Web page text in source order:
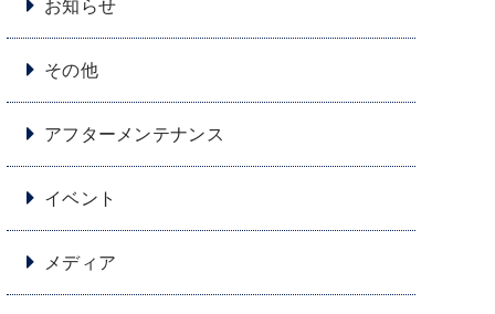
お知らせ
その他
アフターメンテナンス
イベント
メディア